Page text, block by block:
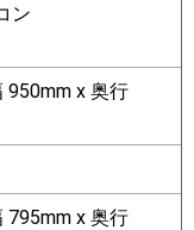
ン
950mm x 奥行
795mm x 奥行